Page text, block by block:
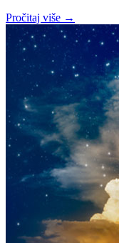
Pročitaj više →